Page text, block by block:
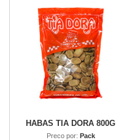
HABAS TIA DORA 800G
Preco por: Pack